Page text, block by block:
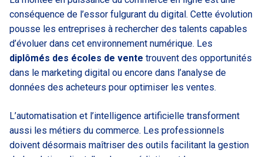
conséquence de l’essor fulgurant du digital. Cette évolution
pousse les entreprises à rechercher des talents capables
d’évoluer dans cet environnement numérique. Les
diplômés des écoles de vente trouvent des opportunités
dans le marketing digital ou encore dans l’analyse de
données des acheteurs pour optimiser les ventes.
L’automatisation et l’intelligence artificielle transforment
aussi les métiers du commerce. Les professionnels
doivent désormais maîtriser des outils facilitant la gestion